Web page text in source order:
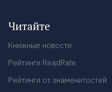
Читайте
Книжные новости
Рейтинги ReadRate
Рейтинги от знаменитостей